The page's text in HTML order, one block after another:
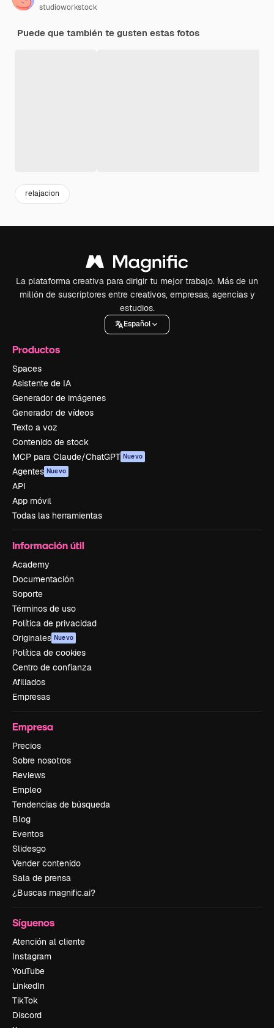
studioworkstock
Puede que también te gusten estas fotos
relajacion
La plataforma creativa para dirigir tu mejor trabajo. Más de un
millón de suscriptores entre creativos, empresas, agencias y
estudios.
Español
Productos
Spaces
Asistente de IA
Generador de imágenes
Generador de vídeos
Texto a voz
Contenido de stock
MCP para Claude/ChatGPT Nuevo
Agentes Nuevo
API
App móvil
Todas las herramientas
Información útil
Academy
Documentación
Soporte
Términos de uso
Política de privacidad
Originales Nuevo
Política de cookies
Centro de confianza
Afiliados
Empresas
Empresa
Precios
Sobre nosotros
Reviews
Empleo
Tendencias de búsqueda
Blog
Eventos
Slidesgo
Vender contenido
Sala de prensa
¿Buscas magnific.ai?
Síguenos
Atención al cliente
Instagram
YouTube
LinkedIn
TikTok
Discord